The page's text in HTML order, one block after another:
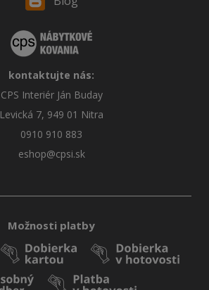
kontaktujte nás:
CPS Interiér Ján Buday
Levická 7, 949 01 Nitra
0910 910 883
eshop@cpsi.sk
Možnosti platby